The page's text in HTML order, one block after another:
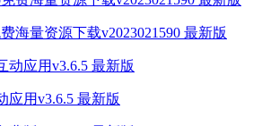
海量资源下载v2023021590 最新版
应用v3.6.5 最新版